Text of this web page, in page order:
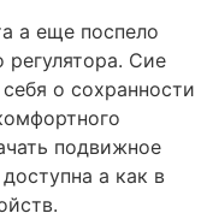
а еще поспело
регулятора. Сие
о сохранности
подвижное
а как в